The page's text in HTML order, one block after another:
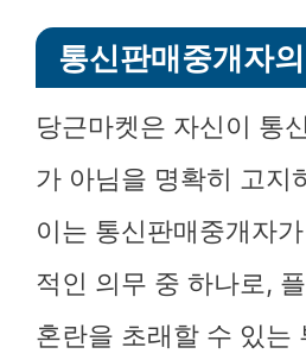
통신판매중개자
당근마켓은 자신이 통
가 아님을 명확히 고지
이는 통신판매중개자
적인 의무 중 하나로,
혼란을 초래할 수 있는